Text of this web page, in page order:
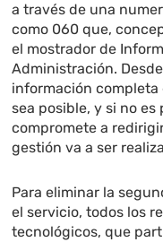
a través de una
como 060 que,
el mostrador de
Administración.
información
sea posible, y si no
compromete a
gestión va a ser
Para eliminar la
el servicio, todos los
tecnológicos, que